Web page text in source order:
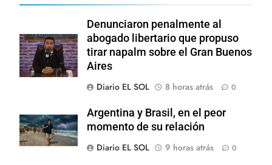
Denunciaron penalmente al
abogado libertario que propuso
tirar napalm sobre el Gran Buenos
Aires
Diario EL SOL
8 horas atrás 0
Argentina y Brasil, en el peor
momento de su relación
Diario EL SOL
9 horas atrás 0